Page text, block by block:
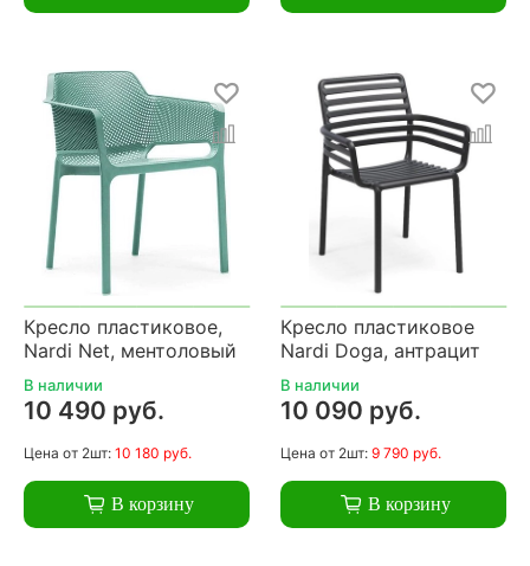
Кресло пластиковое,
Nardi Net, ментоловый
В наличии
10 490 руб.
Цена от 2шт: 10 180 руб.
В корзину
Кресло пластиковое
Nardi Doga, антрацит
В наличии
10 090 руб.
Цена от 2шт: 9 790 руб.
В корзину